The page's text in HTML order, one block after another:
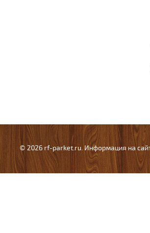
© 2026 rf-parket.ru. Информация на